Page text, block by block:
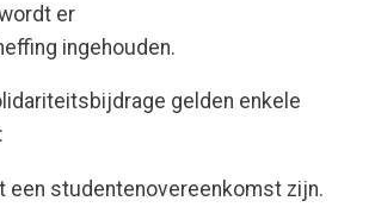
er
ingehouden.
gelden enkele
een studentenovereenkomst zijn.